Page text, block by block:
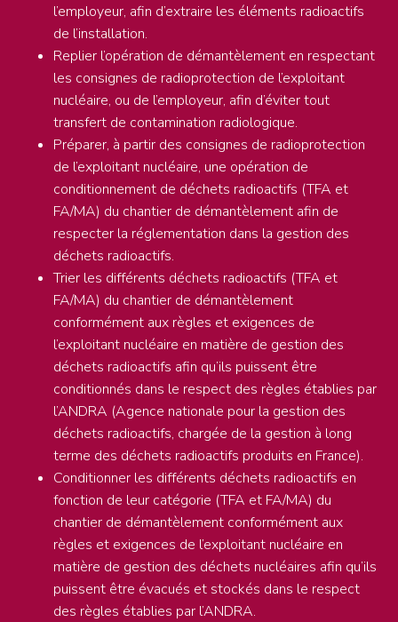
l’employeur, afin d’extraire les éléments radioactifs
de l’installation.
Replier l’opération de démantèlement en respectant
les consignes de radioprotection de l’exploitant
nucléaire, ou de l’employeur, afin d’éviter tout
transfert de contamination radiologique.
Préparer, à partir des consignes de radioprotection
de l’exploitant nucléaire, une opération de
conditionnement de déchets radioactifs (TFA et
FA/MA) du chantier de démantèlement afin de
respecter la réglementation dans la gestion des
déchets radioactifs.
Trier les différents déchets radioactifs (TFA et
FA/MA) du chantier de démantèlement
conformément aux règles et exigences de
l’exploitant nucléaire en matière de gestion des
déchets radioactifs afin qu’ils puissent être
conditionnés dans le respect des règles établies par
l’ANDRA (Agence nationale pour la gestion des
déchets radioactifs, chargée de la gestion à long
terme des déchets radioactifs produits en France).
Conditionner les différents déchets radioactifs en
fonction de leur catégorie (TFA et FA/MA) du
chantier de démantèlement conformément aux
règles et exigences de l’exploitant nucléaire en
matière de gestion des déchets nucléaires afin qu’ils
puissent être évacués et stockés dans le respect
des règles établies par l’ANDRA.